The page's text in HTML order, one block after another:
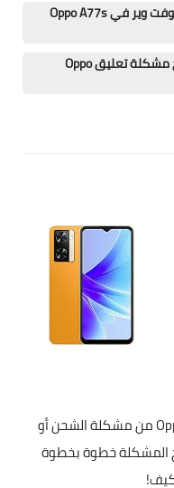
هل يمكن إصلاح مشكلة السوفت وير في Oppo A77s
هل سأفقد بياناتي عند إصلاح مشكلة تعليق Oppo
هل يعاني Oppo A77s من مشكلة الشحن أو
المشكلة خطوة بخطوة